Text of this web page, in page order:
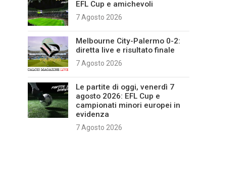
EFL Cup e amichevoli
7 Agosto 2026
Melbourne City-Palermo 0-2:
diretta live e risultato finale
7 Agosto 2026
Le partite di oggi, venerdì 7
agosto 2026: EFL Cup e
campionati minori europei in
evidenza
7 Agosto 2026